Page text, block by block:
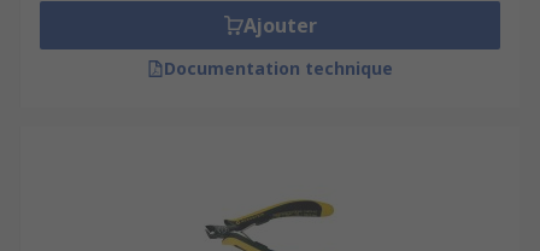
Ajouter
Documentation technique